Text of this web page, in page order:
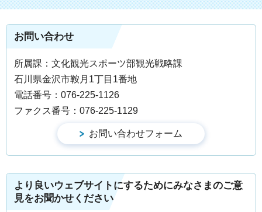
お問い合わせ
所属課：文化観光スポーツ部観光戦略課
石川県金沢市鞍月1丁目1番地
電話番号：076-225-1126
ファクス番号：076-225-1129
より良いウェブサイトにするためにみなさまのご意
見をお聞かせください